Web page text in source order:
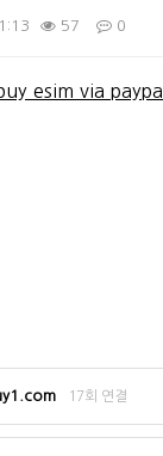
57 0
esim via paypal
17회 연결